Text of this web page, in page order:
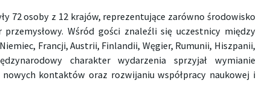
72 osoby z 12 krajów, reprezentujące zarówno środowisko
Wśród gości znaleźli się uczestnicy między
Francji, Austrii, Finlandii, Węgier, Rumunii, Hiszpanii,
charakter wydarzenia sprzyjał wymianie
nowych kontaktów oraz rozwijaniu współpracy naukowej i